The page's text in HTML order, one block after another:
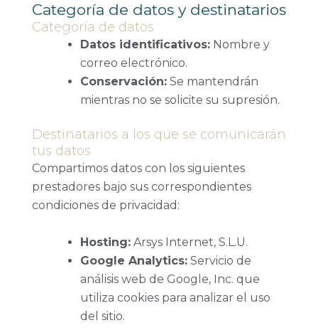
Categoría de datos y destinatarios
Categoría de datos
Datos identificativos:Nombre y
correo electrónico.
Conservación:Se mantendrán
mientras no se solicite su supresión.
Destinatarios a los que se comunicarán
tus datos
Compartimos datos con los siguientes
prestadores bajo sus correspondientes
condiciones de privacidad:
Hosting:Arsys Internet, S.L.U.
Google Analytics:Servicio de
análisis web de Google, Inc. que
utiliza cookies para analizar el uso
del sitio.